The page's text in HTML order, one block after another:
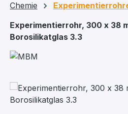
Chemie
Experimentierrohr, 300 x 38
Borosilikatglas 3.3
Bildergalerie überspringen